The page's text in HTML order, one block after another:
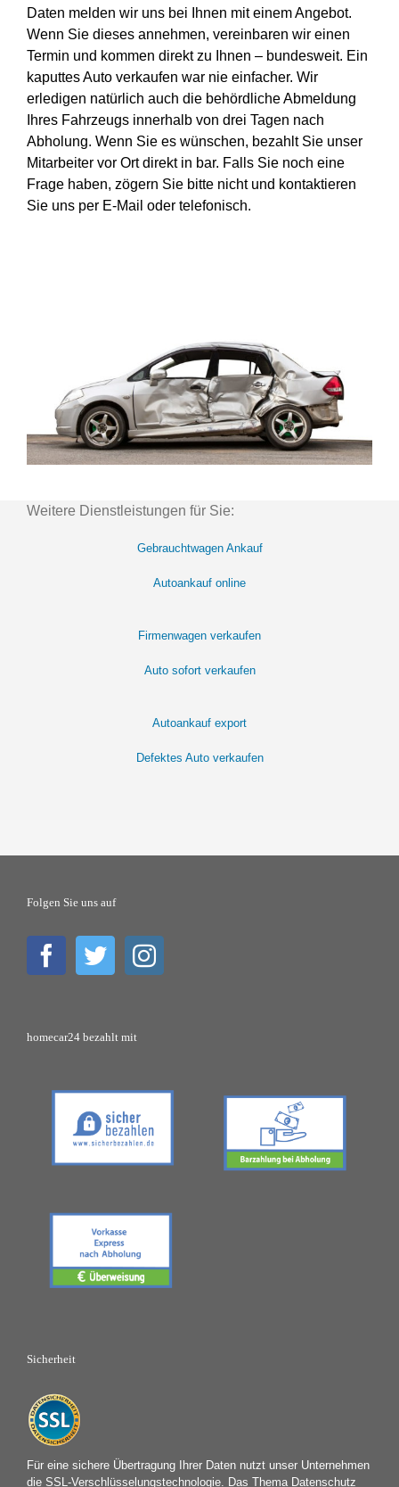
Daten melden wir uns bei Ihnen mit einem Angebot.
Wenn Sie dieses annehmen, vereinbaren wir einen
Termin und kommen direkt zu Ihnen – bundesweit. Ein
kaputtes Auto verkaufen war nie einfacher. Wir
erledigen natürlich auch die behördliche Abmeldung
Ihres Fahrzeugs innerhalb von drei Tagen nach
Abholung. Wenn Sie es wünschen, bezahlt Sie unser
Mitarbeiter vor Ort direkt in bar. Falls Sie noch eine
Frage haben, zögern Sie bitte nicht und kontaktieren
Sie uns per E-Mail oder telefonisch.
Weitere Dienstleistungen für Sie:
Gebrauchtwagen Ankauf
Autoankauf online
Firmenwagen verkaufen
Auto sofort verkaufen
Autoankauf export
Defektes Auto verkaufen
Folgen Sie uns auf
homecar24 bezahlt mit
Sicherheit
Für eine sichere Übertragung Ihrer Daten nutzt unser Unternehmen
die SSL-Verschlüsselungstechnologie. Das Thema Datenschutz